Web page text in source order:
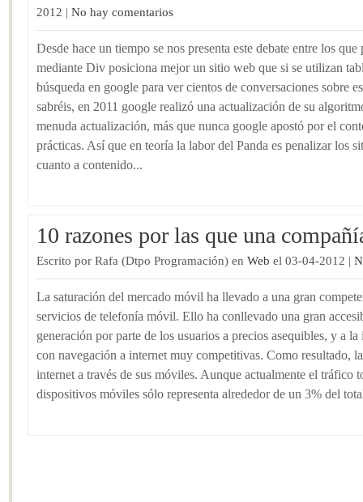
2012 | No hay comentarios
Desde hace un tiempo se nos presenta este debate entre los
mediante Div posiciona mejor un sitio web que si se utilizan
búsqueda en google para ver cientos de conversaciones sobre
sabréis, en 2011 google realizó una actualización de su
menuda actualización, más que nunca google apostó por el
prácticas. Así que en teoría la labor del Panda es penalizar los
cuanto a contenido...
10 razones por las que una
Escrito por Rafa (Dtpo Programación) en Web el 03-04-2012 |
La saturación del mercado móvil ha llevado a una gran
servicios de telefonía móvil. Ello ha conllevado una gran
generación por parte de los usuarios a precios asequibles, y a
con navegación a internet muy competitivas. Como resultado,
internet a través de sus móviles. Aunque actualmente el tráfico
dispositivos móviles sólo representa alrededor de un 3% del